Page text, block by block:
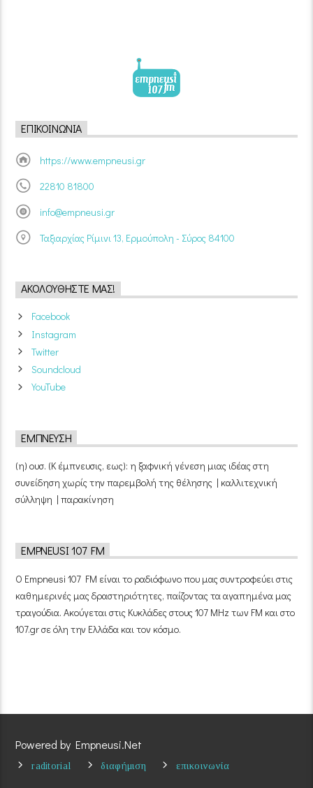
ΕΠΙΚΟΙΝΩΝΊΑ
https://www.empneusi.gr
22810 81800
info@empneusi.gr
Ταξιαρχίας Ρίμινι 13, Ερμούπολη - Σύρος 84100
ΑΚΟΛΟΥΘΉΣΤΕ ΜΑΣ!
Facebook
Instagram
Twitter
Soundcloud
YouTube
ΈΜΠΝΕΥΣΗ
(η) ουσ. (Κ έμπνευσις, εως): η ξαφνική γένεση μιας ιδέας στη
συνείδηση χωρίς την παρεμβολή της θέλησης | καλλιτεχνική
σύλληψη | παρακίνηση
EMPNEUSI 107 FM
Ο Empneusi 107 FM είναι το ραδιόφωνο που μας συντροφεύει στις
καθημερινές μας δραστηριότητες, παίζοντας τα αγαπημένα μας
τραγούδια. Ακούγεται στις Κυκλάδες στους 107 MHz των FM και στο
107.gr σε όλη την Ελλάδα και τον κόσμο.
Powered by Empneusi.Net
raditorial διαφήμιση επικοινωνία